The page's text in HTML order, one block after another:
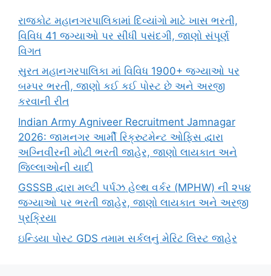
રાજકોટ મહાનગરપાલિકામાં દિવ્યાંગો માટે ખાસ ભરતી,
વિવિધ 41 જગ્યાઓ પર સીધી પસંદગી, જાણો સંપૂર્ણ
વિગત
સુરત મહાનગરપાલિકા માં વિવિધ 1900+ જગ્યાઓ પર
બમ્પર ભરતી, જાણો કઈ કઈ પોસ્ટ છે અને અરજી
કરવાની રીત
Indian Army Agniveer Recruitment Jamnagar
2026: જામનગર આર્મી રિક્રુટમેન્ટ ઓફિસ દ્વારા
અગ્નિવીરની મોટી ભરતી જાહેર, જાણો લાયકાત અને
જિલ્લાઓની યાદી
GSSSB દ્વારા મલ્ટી પર્પઝ હેલ્થ વર્કર (MPHW) ની ૨૫૪
જગ્યાઓ પર ભરતી જાહેર, જાણો લાયકાત અને અરજી
પ્રક્રિયા
ઇન્ડિયા પોસ્ટ GDS તમામ સર્કલનું મેરિટ લિસ્ટ જાહેર